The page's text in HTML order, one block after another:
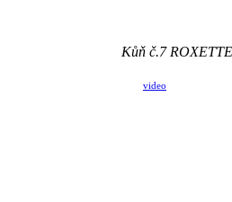
Kůň č.7
video